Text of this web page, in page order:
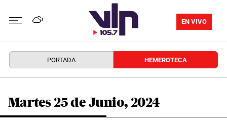
EN VIVO
PORTADA HEMEROTECA
Martes 25 de Junio, 2024